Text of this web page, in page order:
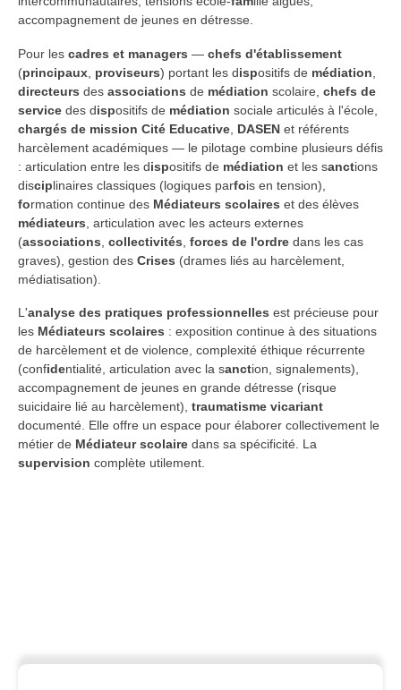
accompagnement de jeunes en détresse.
Pour les cadres et managers — chefs d'établissement
(principaux proviseurs) portant les dispositifs de médiation
directeurs des associations de médiation scolaire, chefs de
service des dispositifs de médiation sociale articulés à l'école,
chargés de mission Cité Educative DASEN et référents
harcèlement académiques — le pilotage combine plusieurs défis
: articulation entre les dispositifs de médiation et les sanctions
disciplinaires classiques (logiques parfois en tension),
formation continue des Médiateurs scolaires et des élèves
médiateurs , articulation avec les acteurs externes
(associations collectivités forces de l'ordre dans les cas
graves), gestion des Crises (drames liés au harcèlement,
médiatisation).
L'analyse des pratiques professionnelles est précieuse pour
les Médiateurs scolaires : exposition continue à des situations
de harcèlement et de violence, complexité éthique récurrente
(confidentialité, articulation avec la sanction, signalements),
accompagnement de jeunes en grande détresse (risque
suicidaire lié au harcèlement), traumatisme vicariant
documenté. Elle offre un espace pour élaborer collectivement le
métier de Médiateur scolaire dans sa spécificité. La
supervision complète utilement.